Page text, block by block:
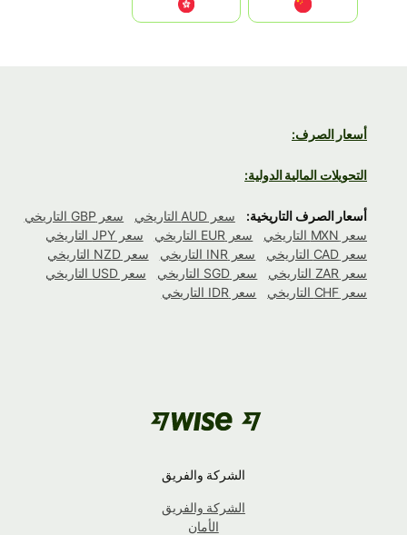
أسعار الصرف:
التحويلات المالية الدولية:
أسعار الصرف التاريخية: سعر AUD التاريخي
سعر GBP التاريخي
سعر MXN التاريخي
سعر EUR التاريخي
سعر JPY التاريخي
سعر CAD التاريخي
سعر INR التاريخي
سعر NZD التاريخي
سعر ZAR التاريخي
سعر SGD التاريخي
سعر USD التاريخي
سعر CHF التاريخي
سعر IDR التاريخي
الشركة والفريق
الشركة والفريق
الأمان